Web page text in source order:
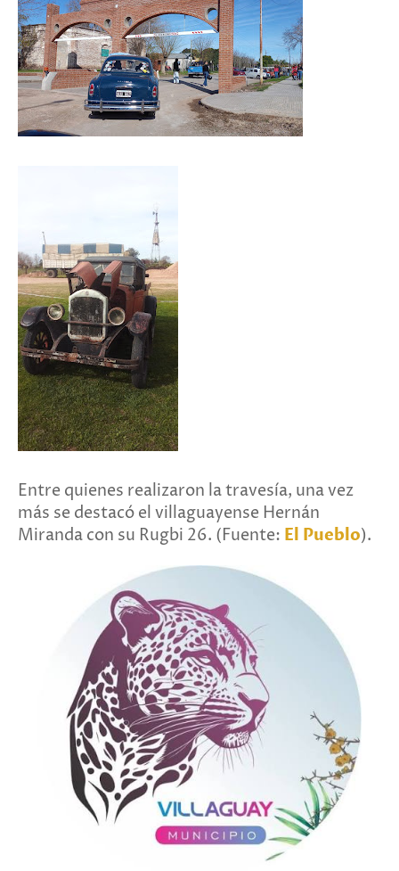
Entre quienes realizaron la travesía, una vez
más se destacó el villaguayense Hernán
Miranda con su Rugbi 26. (Fuente: El Pueblo).